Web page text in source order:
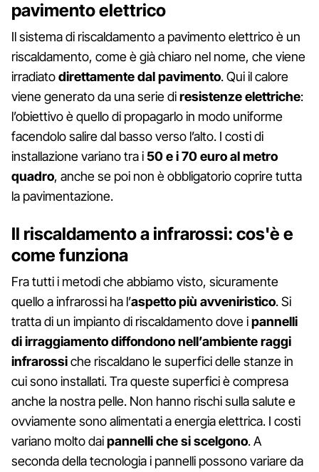
pavimento elettrico
Il sistema di riscaldamento a pavimento elettrico è un
riscaldamento, come è già chiaro nel nome, che viene
irradiatodirettamente dal pavimento. Qui il calore
viene generato da una serie diresistenze elettriche:
l’obiettivo è quello di propagarlo in modo uniforme
facendolo salire dal basso verso l’alto. I costi di
installazione variano tra i 50 e i 70 euro al metro
quadro, anche se poi non è obbligatorio coprire tutta
la pavimentazione.
Il riscaldamento a infrarossi: cos'è e
come funziona
Fra tutti i metodi che abbiamo visto, sicuramente
quello a infrarossi ha l’aspetto più avveniristico. Si
tratta di un impianto di riscaldamento dove ipannelli
di irraggiamento diffondono nell’ambiente raggi
infrarossiche riscaldano le superfici delle stanze in
cui sono installati. Tra queste superfici è compresa
anche la nostra pelle. Non hanno rischi sulla salute e
ovviamente sono alimentati a energia elettrica. I costi
variano molto daipannelli che si scelgono. A
seconda della tecnologia i pannelli possono variare da